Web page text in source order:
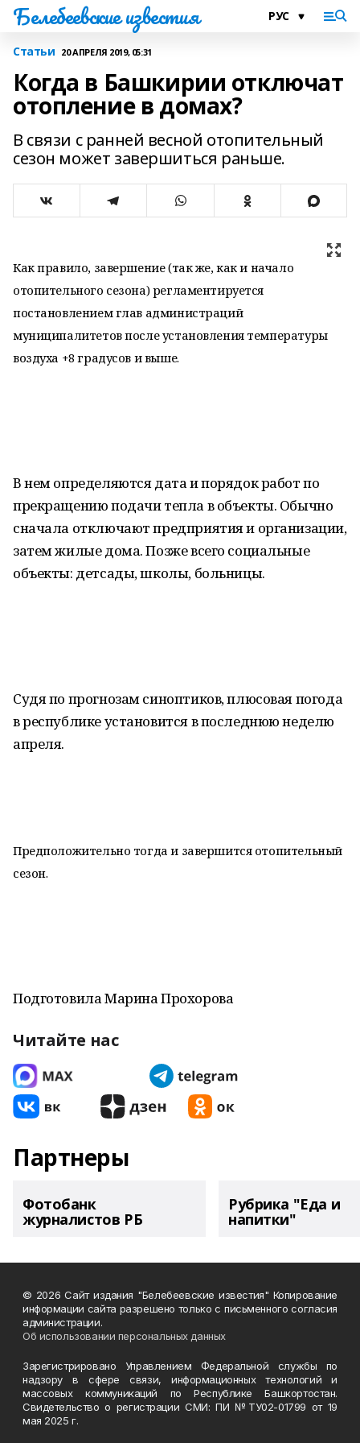
Белебеевские известия
Статьи 20 АПРЕЛЯ 2019, 05:31
Когда в Башкирии отключат
отопление в домах?
В связи с ранней весной отопительный
сезон может завершиться раньше.
Как правило, завершение (так же, как и начало
отопительного сезона) регламентируется
постановлением глав администраций
муниципалитетов после установления температуры
воздуха +8 градусов и выше.
В нем определяются дата и порядок работ по
прекращению подачи тепла в объекты. Обычно
сначала отключают предприятия и организации,
затем жилые дома. Позже всего социальные
объекты: детсады, школы, больницы.
Судя по прогнозам синоптиков, плюсовая погода
в республике установится в последнюю неделю
апреля.
Предположительно тогда и завершится отопительный
сезон.
Подготовила Марина Прохорова
Читайте нас
Партнеры
Фотобанк
журналистов РБ
Рубрика "Еда и
напитки"
© 2026 Сайт издания "Белебеевские известия" Копирование
информации сайта разрешено только с письменного согласия
администрации.
Об использовании персональных данных
Зарегистрировано Управлением Федеральной службы по
надзору в сфере связи, информационных технологий и
массовых коммуникаций по Республике Башкортостан.
Свидетельство о регистрации СМИ: ПИ №ТУ02-01799 от 19
мая 2025 г.